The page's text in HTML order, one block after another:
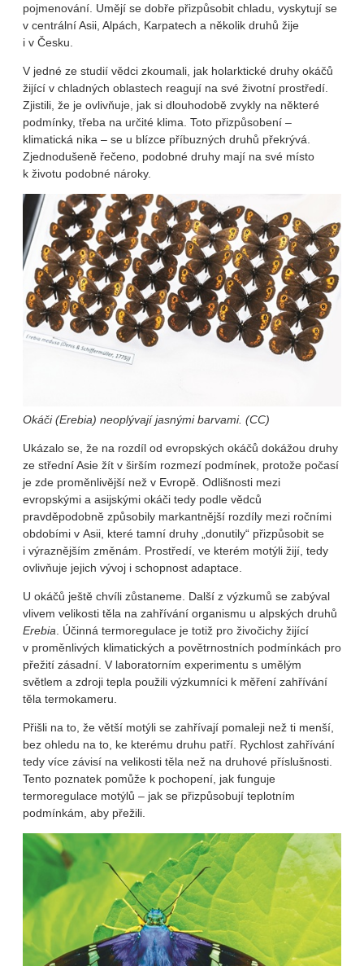
pojmenování. Umějí se dobře přizpůsobit chladu, vyskytují se
v centrální Asii, Alpách, Karpatech a několik druhů žije
i v Česku.
V jedné ze studií vědci zkoumali, jak holarktické druhy okáčů
žijící v chladných oblastech reagují na své životní prostředí.
Zjistili, že je ovlivňuje, jak si dlouhodobě zvykly na některé
podmínky, třeba na určité klima. Toto přizpůsobení –
klimatická nika – se u blízce příbuzných druhů překrývá.
Zjednodušeně řečeno, podobné druhy mají na své místo
k životu podobné nároky.
Okáči (Erebia) neoplývají jasnými barvami. (CC)
Ukázalo se, že na rozdíl od evropských okáčů dokážou druhy
ze střední Asie žít v širším rozmezí podmínek, protože počasí
je zde proměnlivější než v Evropě. Odlišnosti mezi
evropskými a asijskými okáči tedy podle vědců
pravděpodobně způsobily markantnější rozdíly mezi ročními
obdobími v Asii, které tamní druhy „donutily“ přizpůsobit se
i výraznějším změnám. Prostředí, ve kterém motýli žijí, tedy
ovlivňuje jejich vývoj i schopnost adaptace.
U okáčů ještě chvíli zůstaneme. Další z výzkumů se zabýval
vlivem velikosti těla na zahřívání organismu u alpských druhů
Erebia . Účinná termoregulace je totiž pro živočichy žijící
v proměnlivých klimatických a povětrnostních podmínkách pro
přežití zásadní. V laboratorním experimentu s umělým
světlem a zdroji tepla použili výzkumníci k měření zahřívání
těla termokameru.
Přišli na to, že větší motýli se zahřívají pomaleji než ti menší,
bez ohledu na to, ke kterému druhu patří. Rychlost zahřívání
tedy více závisí na velikosti těla než na druhové příslušnosti.
Tento poznatek pomůže k pochopení, jak funguje
termoregulace motýlů – jak se přizpůsobují teplotním
podmínkám, aby přežili.